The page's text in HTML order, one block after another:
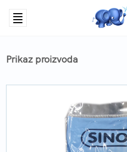
Prikaz proizvoda